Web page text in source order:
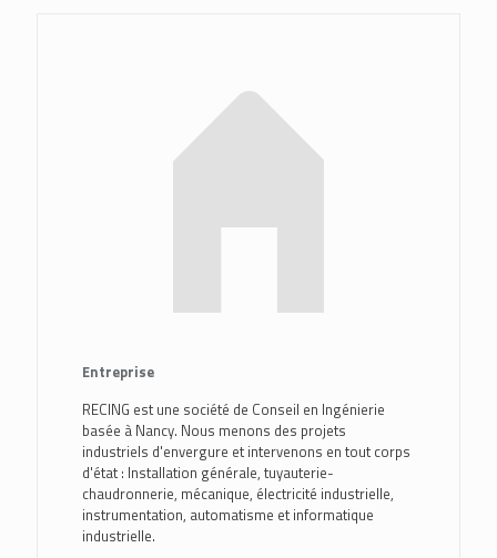
Entreprise
RECING est une société de Conseil en Ingénierie
basée à Nancy. Nous menons des projets
industriels d'envergure et intervenons en tout corps
d'état : Installation générale, tuyauterie-
chaudronnerie, mécanique, électricité industrielle,
instrumentation, automatisme et informatique
industrielle.